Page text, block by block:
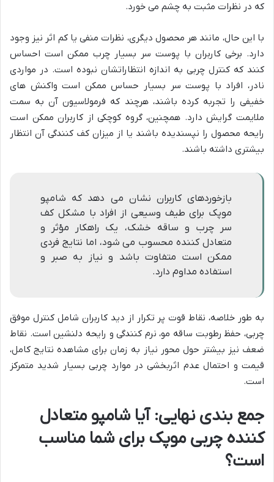
که در نظرات مثبت به چشم می خورد.
با این حال، مانند هر محصول دیگری، نظرات منفی یا کم اثر نیز وجود
دارد. برخی کاربران با پوست سر بسیار چرب ممکن است احساس
کنند که کنترل چربی به اندازه انتظاراتشان نبوده است. در مواردی
نادر، افراد با پوست سر بسیار حساس ممکن است واکنش های
خفیفی را تجربه کرده باشند، هرچند که فرمولاسیون آن به سمت
ملایمت گرایش دارد. همچنین، گروه کوچکی از کاربران ممکن است
رایحه محصول را نپسندیده باشند یا از میزان کف کنندگی آن انتظار
بیشتری داشته باشند.
بازخوردهای کاربران نشان می دهد که شامپو
موپک برای طیف وسیعی از افراد با مشکل کف
سر چرب و ساقه خشک، یک راهکار مؤثر و
متعادل کننده محسوب می شود، اما نتایج فردی
ممکن است متفاوت باشد و نیاز به صبر و
استفاده مداوم دارد.
به طور خلاصه، نقاط قوت پر تکرار از دید کاربران شامل کنترل موفق
چربی، حفظ رطوبت ساقه مو، نرم کنندگی و رایحه دلنشین است. نقاط
ضعف نیز بیشتر حول محور نیاز به زمان برای مشاهده نتایج کامل،
قیمت و احتمال عدم اثربخشی در موارد چربی بسیار شدید متمرکز
است.
جمع بندی نهایی: آیا شامپو متعادل
کننده چربی موپک برای شما مناسب
است؟